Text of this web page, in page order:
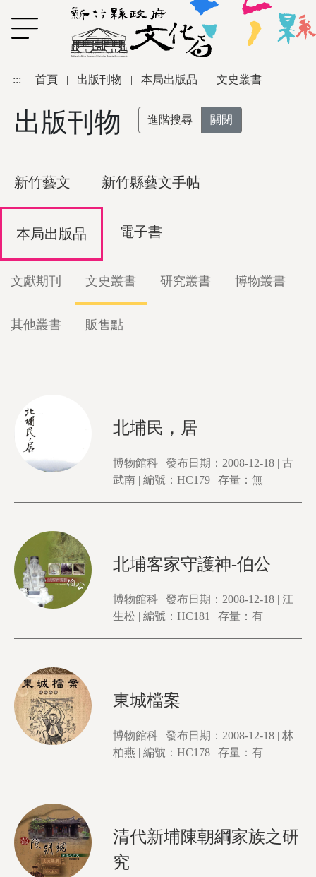
跳到主要內容區塊
::: 首頁 | 出版刊物 | 本局出版品 | 文史叢書
出版刊物 進階搜尋 關閉
新竹藝文 新竹縣藝文手帖
本局出版品 電子書
文獻期刊 文史叢書 研究叢書 博物叢書
其他叢書 販售點
北埔民，居
博物館科 | 發布日期：2008-12-18 | 古
武南 | 編號：HC179 | 存量：無
北埔客家守護神-伯公
博物館科 | 發布日期：2008-12-18 | 江
生松 | 編號：HC181 | 存量：有
東城檔案
博物館科 | 發布日期：2008-12-18 | 林
柏燕 | 編號：HC178 | 存量：有
清代新埔陳朝綱家族之研
究